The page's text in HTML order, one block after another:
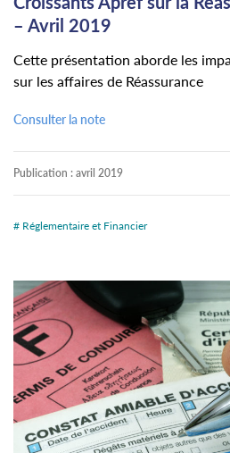
– Avril 2019
Cette présentation aborde les
sur les affaires de Réassurance
Consulter la note
Publication : avril 2019
# Réglementaire et Financier